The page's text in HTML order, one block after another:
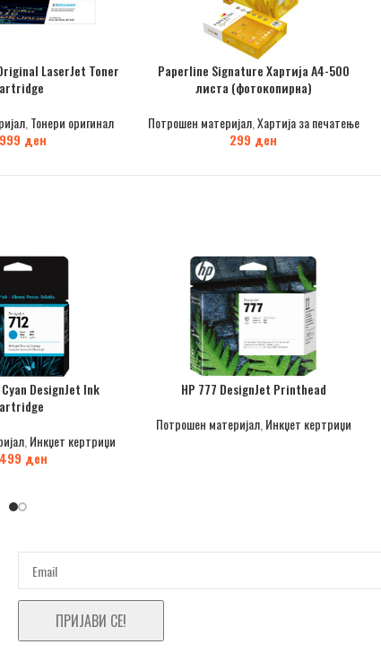
LaserJet Toner
Тонери оригинал
ден
Paperline Signature Хартија А4-500
листа (фотокопирна)
Потрошен материјал, Хартија за печатење
299 ден
DesignJet Ink
, Инкџет кертриџи
ден
HP 777 DesignJet Printhead
Потрошен материјал, Инкџет кертриџи
ПРИЈАВИ СЕ!